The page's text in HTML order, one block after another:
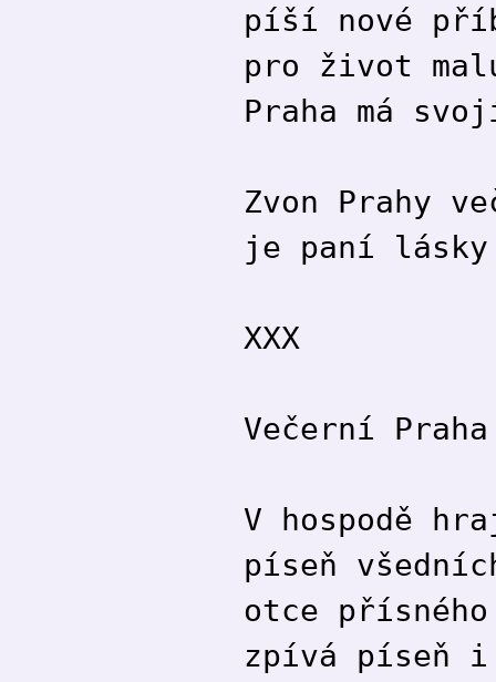
píší nové
pro život
Praha má
Zvon Prahy
je paní
XXX
Večerní Praha
V hospodě
píseň
otce
zpívá píseň i